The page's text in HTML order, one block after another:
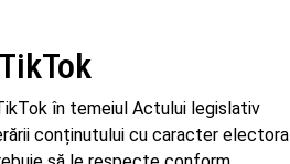
în temeiul Actului legislativ
conținutului cu caracter electoral